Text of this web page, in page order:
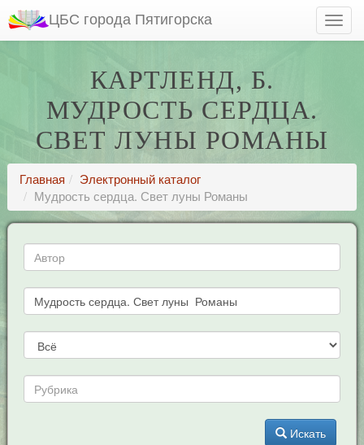
ЦБС города Пятигорска
КАРТЛЕНД, Б.
МУДРОСТЬ СЕРДЦА.
СВЕТ ЛУНЫ РОМАНЫ
Главная
Электронный каталог
Мудрость сердца. Свет луны Романы
Искать